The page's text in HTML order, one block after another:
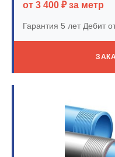
от 3 400 ₽ за метр
Гарантия 5 летДебит